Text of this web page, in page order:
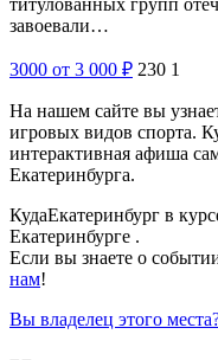
титулованных групп
завоевали…
3000 от 3 000 ₽ 230 1
На нашем сайте вы
игровых видов спорта.
интерактивная афиша
Екатеринбурга.
КудаЕкатеринбург в
Екатеринбурге .
Если вы знаете о
нам!
Вы владелец этого